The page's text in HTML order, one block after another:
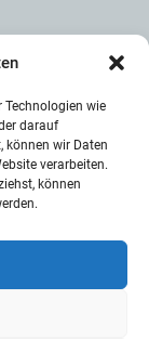
Technologien wie
darauf
können wir Daten
verarbeiten.
können